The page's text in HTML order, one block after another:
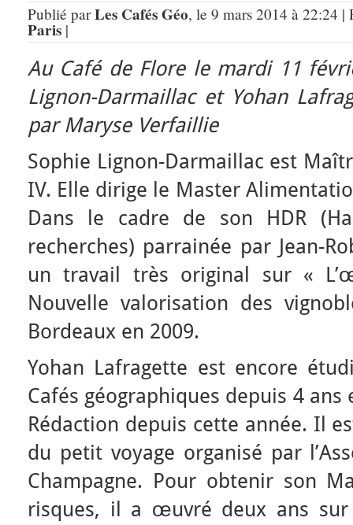
Publié parLes Cafés Géo, le 9 mars 2014 à 22:24
Paris |
Au Café de Flore le mardi 11
Lignon-Darmaillac et Yohan
par Maryse Verfaillie
Sophie Lignon-Darmaillac est
IV. Elle dirige le Master
Dans le cadre de son HDR
recherches) parrainée par Jean-
un travail très original sur «
Nouvelle valorisation des
Bordeaux en 2009.
Yohan Lafragette est encore
Cafés géographiques depuis 4
Rédaction depuis cette année. Il
du petit voyage organisé par
Champagne. Pour obtenir son
risques, il a œuvré deux ans